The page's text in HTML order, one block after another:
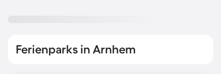
Ferienparks in Arnhem